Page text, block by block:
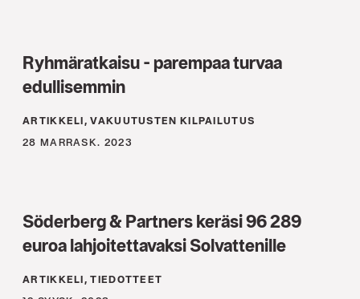
Ryhmäratkaisu - parempaa turvaa
edullisemmin
ARTIKKELI, VAKUUTUSTEN KILPAILUTUS
28 MARRASK. 2023
Söderberg & Partners keräsi 96 289
euroa lahjoitettavaksi Solvattenille
ARTIKKELI, TIEDOTTEET